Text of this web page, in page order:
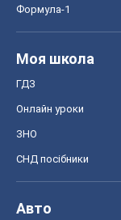
Формула-1
Моя школа
ГДЗ
Онлайн уроки
ЗНО
СНД посібники
Авто